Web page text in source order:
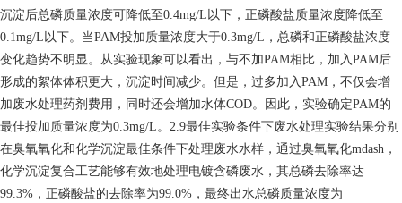
沉淀后总磷质量浓度可降低至0.4mg/L以下，正磷酸盐质量浓度降低至
0.1mg/L以下。当PAM投加质量浓度大于0.3mg/L，总磷和正磷酸盐浓度
变化趋势不明显。从实验现象可以看出，与不加PAM相比，加入PAM后
形成的絮体体积更大，沉淀时间减少。但是，过多加入PAM，不仅会增
加废水处理药剂费用，同时还会增加水体COD。因此，实验确定PAM的
最佳投加质量浓度为0.3mg/L。2.9最佳实验条件下废水处理实验结果分别
在臭氧氧化和化学沉淀最佳条件下处理废水水样，通过臭氧氧化mdash，
化学沉淀复合工艺能够有效地处理电镀含磷废水，其总磷去除率达
99.3%，正磷酸盐的去除率为99.0%，最终出水总磷质量浓度为